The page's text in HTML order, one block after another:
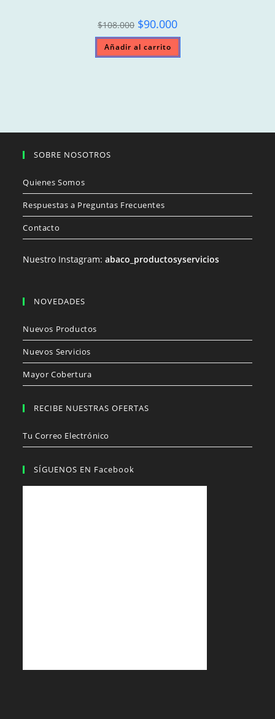
$108.000 Original
price
was:
$108.000.
$90.000Current
is:
Añadir al carrito
SOBRE NOSOTROS
Quienes Somos
Respuestas a Preguntas Frecuentes
Contacto
Nuestro Instagram:abaco_productosyservicios
NOVEDADES
Nuevos Productos
Nuevos Servicios
Mayor Cobertura
RECIBE NUESTRAS OFERTAS
Tu Correo Electrónico
SÍGUENOS EN Facebook